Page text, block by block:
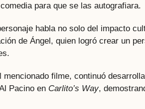
para que se las autografiara.
habla no solo del impacto
de Ángel, quien logró crear un
mencionado filme, continuó
Pacino en Carlito’s Way,